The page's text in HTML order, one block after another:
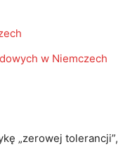
w Niemczech
„zerowej tolerancji”,